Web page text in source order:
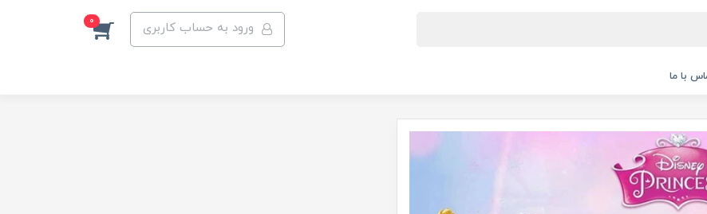
ورود به حساب کاربری 0
با ما